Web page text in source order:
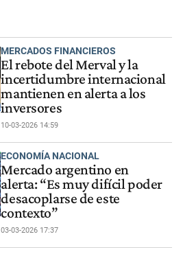
MERCADOS FINANCIEROS
El rebote del Merval y la
incertidumbre internacional
mantienen en alerta a los
inversores
10-03-2026 14:59
ECONOMÍA NACIONAL
Mercado argentino en
alerta: “Es muy difícil poder
desacoplarse de este
contexto”
03-03-2026 17:37